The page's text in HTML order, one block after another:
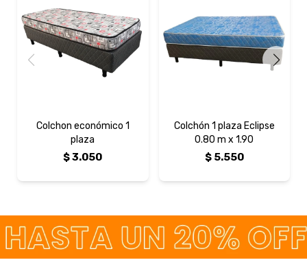
Colchon económico 1
plaza
$3.050
Colchón 1 plaza Eclipse
0.80 m x 1.90
$ 5.550